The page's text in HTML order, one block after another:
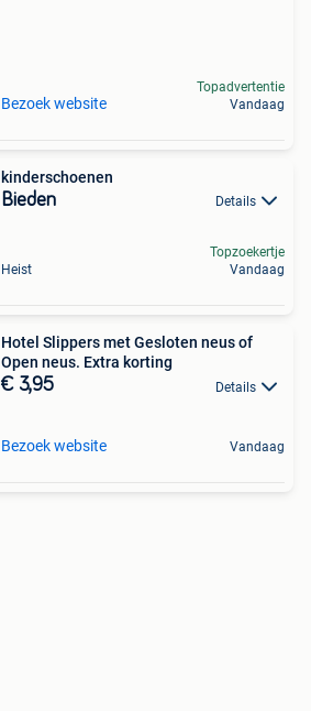
Bezoek website
Topadvertentie
Vandaag
kinderschoenen
Bieden Details
Heist
Topzoekertje
Vandaag
Hotel Slippers met Gesloten neus of
Open neus. Extra korting
€ 3,95 Details
Bezoek website Vandaag